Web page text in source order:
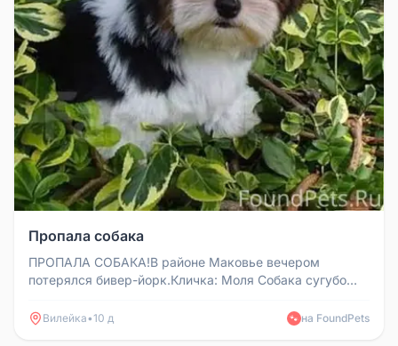
Пропала собака
ПРОПАЛА СОБАКА!В районе Маковье вечером
потерялся бивер-йорк.Кличка: Моля Собака сугубо
Вилейка•10 д 🐾 на FoundPets